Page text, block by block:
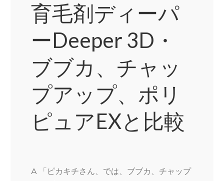
育毛剤ディーパ
ーDeeper 3D・
ブブカ、チャッ
プアップ、ポリ
ピュアEXと比較
A 「ピカキチさん、では、ブブカ、チャップ